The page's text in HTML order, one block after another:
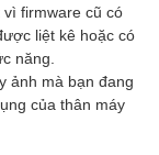
firmware cũ có
liệt kê hoặc có
năng.
ảnh mà bạn đang
của thân máy